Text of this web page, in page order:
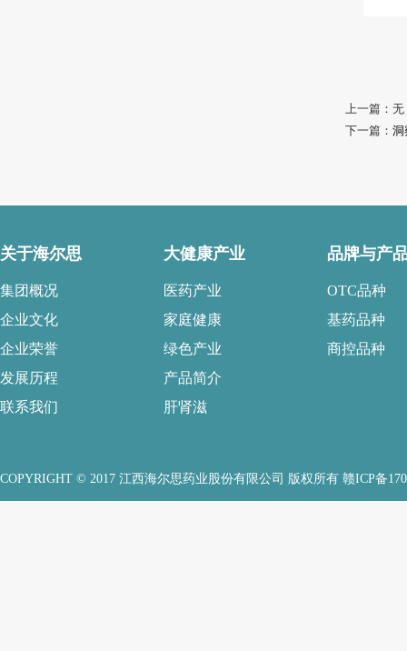
上一篇：无
下一篇： 洞
关于海尔思
集团概况
企业文化
企业荣誉
发展历程
联系我们
大健康产业
医药产业
家庭健康
绿色产业
产品简介
肝肾滋
品牌与产
OTC品种
基药品种
商控品种
COPYRIGHT © 2017 江西海尔思药业股份有限公司 版权所有 赣ICP备